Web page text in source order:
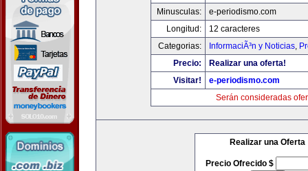
Minusculas:
e-periodismo.com
Longitud:
12 caracteres
Categorias:
InformaciÃ³n y Noticias,
Precio:
Realizar una oferta!
Visitar!
e-periodismo.com
Serán consideradas
Realizar una Oferta
Precio Ofrecido $